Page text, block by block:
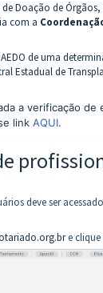
Doação de
com a
de uma
Estadual de
a verificação
link AQUI.
deve ser
e clique